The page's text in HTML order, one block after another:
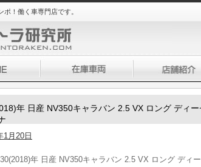
ポ！働く車専門店です。
年 日産 NV350キャラバン 2.5 VX ロング ディ
1月20日
年 日産 NV350キャラバン 2.5 VX ロング ディ